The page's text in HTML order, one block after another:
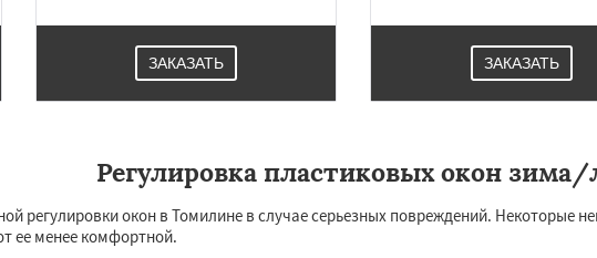
регионам
×
Черусти Шаховская
ЗАКАЗАТЬ ЗАКАЗАТЬ
Регулировка пластиковых окон зима/
регулировки окон в Томилине в случае серьезных повреждений. Некоторые
ее менее комфортной.
УЗНАТЬ ПОДРОБНЕЕ ×